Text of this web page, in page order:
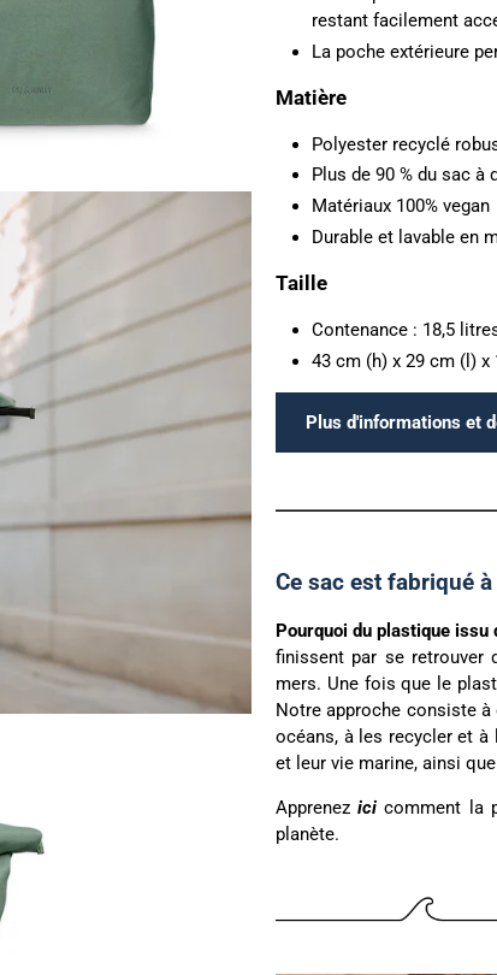
restant facilement
La poche extérieure
Matière
Polyester recyclé
Plus de 90 % du sac
Matériaux 100% vegan
Durable et lavable en
Taille
Contenance : 18,5
43 cm (h) x 29 cm (l) x
Plus d'informations et
Ce sac est fabriqué
Pourquoi du plastique issu
finissent par se retrouver
mers. Une fois que le
Notre approche consiste
océans, à les recycler et
et leur vie marine, ainsi
Apprenezici comment la
planète.